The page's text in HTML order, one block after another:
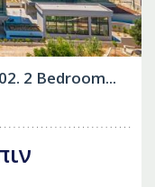
2 Bedroom...